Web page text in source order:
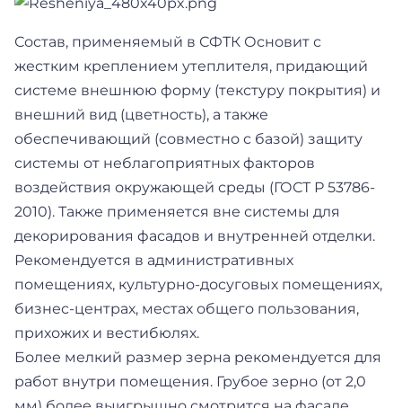
Состав, применяемый в СФТК Основит с
жестким креплением утеплителя, придающий
системе внешнюю форму (текстуру покрытия) и
внешний вид (цветность), а также
обеспечивающий (совместно с базой) защиту
системы от неблагоприятных факторов
воздействия окружающей среды (ГОСТ Р 53786-
2010). Также применяется вне системы для
декорирования фасадов и внутренней отделки.
Рекомендуется в административных
помещениях, культурно-досуговых помещениях,
бизнес-центрах, местах общего пользования,
прихожих и вестибюлях.
Более мелкий размер зерна рекомендуется для
работ внутри помещения. Грубое зерно (от 2,0